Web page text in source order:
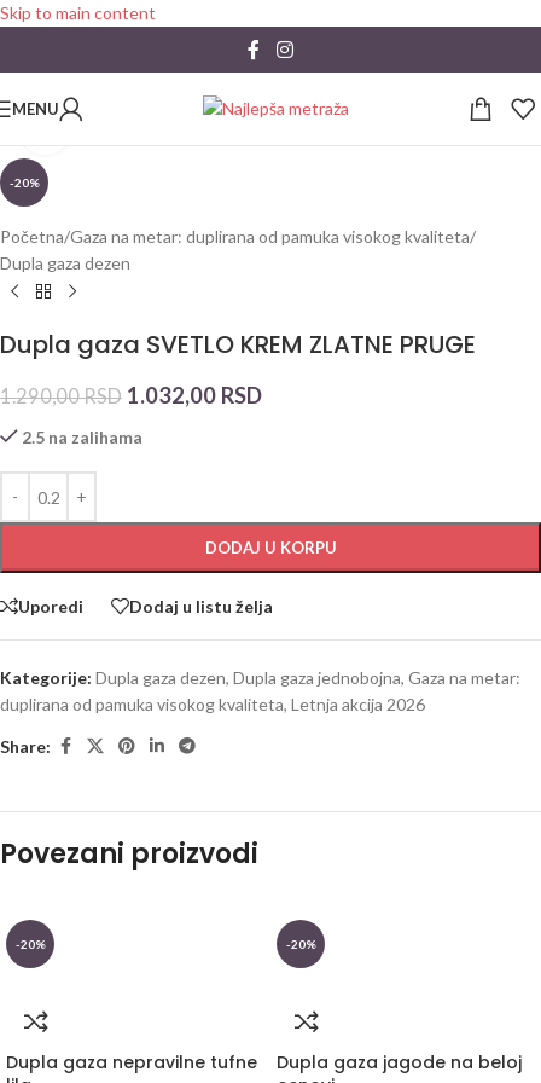
Skip to main content
MENU
-20%
Click to enlarge
Početna/Gaza na metar: duplirana od pamuka visokog kvaliteta/
Dupla gaza dezen
Dupla gaza SVETLO KREM ZLATNE PRUGE
1.290,00RSD 1.032,00 RSD
2.5 na zalihama
DODAJ U KORPU
Uporedi Dodaj u listu želja
Kategorije: Dupla gaza dezen, Dupla gaza jednobojna, Gaza na metar:
duplirana od pamuka visokog kvaliteta, Letnja akcija 2026
Share:
Povezani proizvodi
-20%
Dupla gaza nepravilne tufne
-20%
Dupla gaza jagode na beloj